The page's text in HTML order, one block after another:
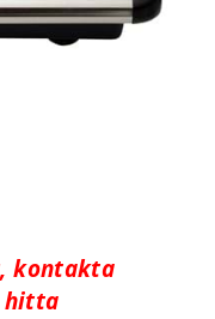
kontakta
hitta